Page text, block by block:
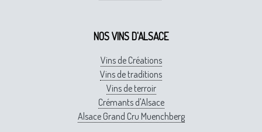
NOS VINS D'ALSACE
Vins de Créations
Vins de traditions
Vins de terroir
Crémants d'Alsace
Alsace Grand Cru Muenchberg